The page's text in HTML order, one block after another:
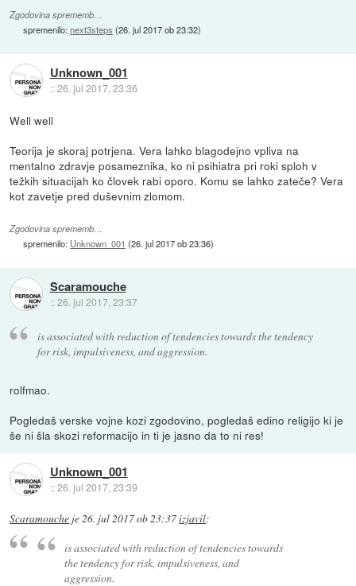
Zgodovina sprememb…
spremenilo:next3steps (26. jul 2017 ob 23:32)
Unknown_001
::26. jul 2017, 23:36
Well well
Teorija je skoraj potrjena. Vera lahko blagodejno vpliva na
mentalno zdravje posameznika, ko ni psihiatra pri roki sploh v
težkih situacijah ko človek rabi oporo. Komu se lahko zateče? Vera
kot zavetje pred duševnim zlomom.
Zgodovina sprememb…
spremenilo: Unknown_001 (26. jul 2017 ob 23:36)
Scaramouche
::26. jul 2017, 23:37
is associated with reduction of tendencies towards the tendency
for risk, impulsiveness, and aggression.
rolfmao.
Pogledaš verske vojne kozi zgodovino, pogledaš edino religijo ki je
še ni šla skozi reformacijo in ti je jasno da to ni res!
Unknown_001
::26. jul 2017, 23:39
Scaramouche je26. jul 2017 ob 23:37izjavil:
is associated with reduction of tendencies towards
the tendency for risk, impulsiveness, and
aggression.